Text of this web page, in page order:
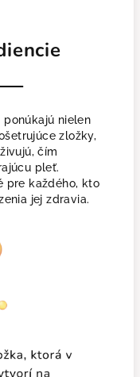
nielen
zložky,
čím
pleť.
pre každého, kto
jej zdravia.